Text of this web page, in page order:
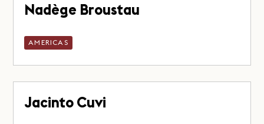
Nadège Broustau
AMERICAS
Jacinto Cuvi